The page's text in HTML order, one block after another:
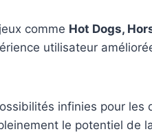
comme Hot Dogs,
utilisateur
infinies pour
le potentiel de